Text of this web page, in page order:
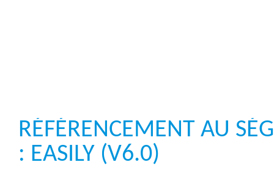
RÉFÉRENCEMENT AU
: EASILY (V6.0)